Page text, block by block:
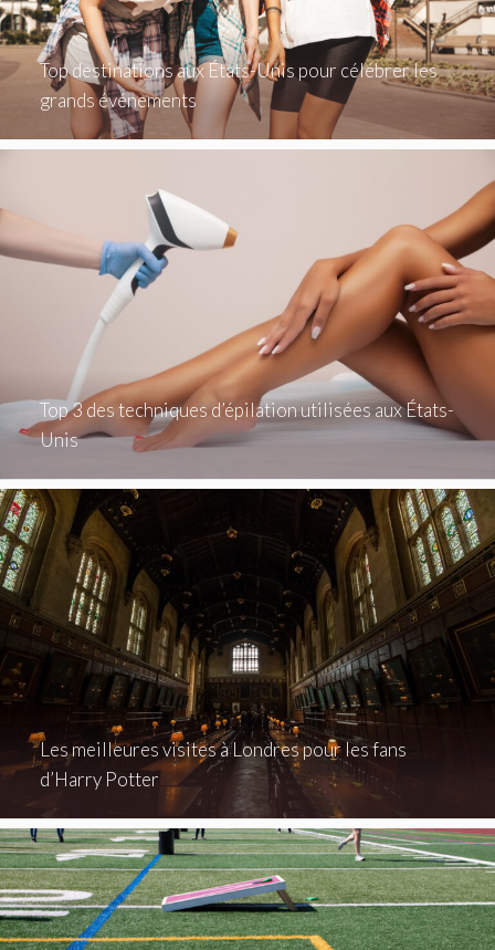
Top destinations aux États-Unis pour célébrer les
grands événements
Top 3 des techniques d’épilation utilisées aux États-
Unis
Les meilleures visites à Londres pour les fans
d’Harry Potter